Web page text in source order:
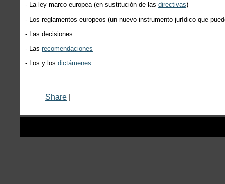
- La ley marco europea (en sustitución de las directivas)
- Los reglamentos europeos (un nuevo instrumento jurídico que
- Las decisiones
- Las recomendaciones
- Los y los dictámenes
Share